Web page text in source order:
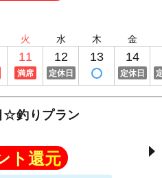
火
11
満席
水
12
定休日
木
13
金
14
定休日
☆釣りプラン
ト還元